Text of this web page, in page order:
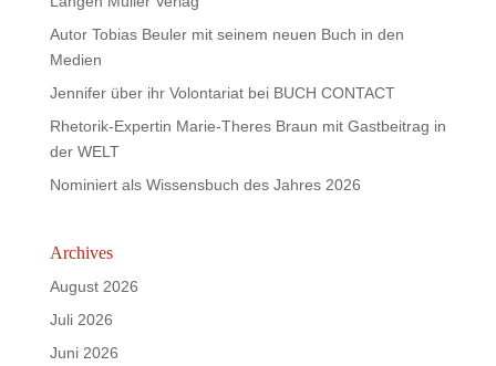
Autor Tobias Beuler mit seinem neuen Buch in den
Medien
Jennifer über ihr Volontariat bei BUCH CONTACT
Rhetorik-Expertin Marie-Theres Braun mit Gastbeitrag in
der WELT
Nominiert als Wissensbuch des Jahres 2026
Archives
August 2026
Juli 2026
Juni 2026